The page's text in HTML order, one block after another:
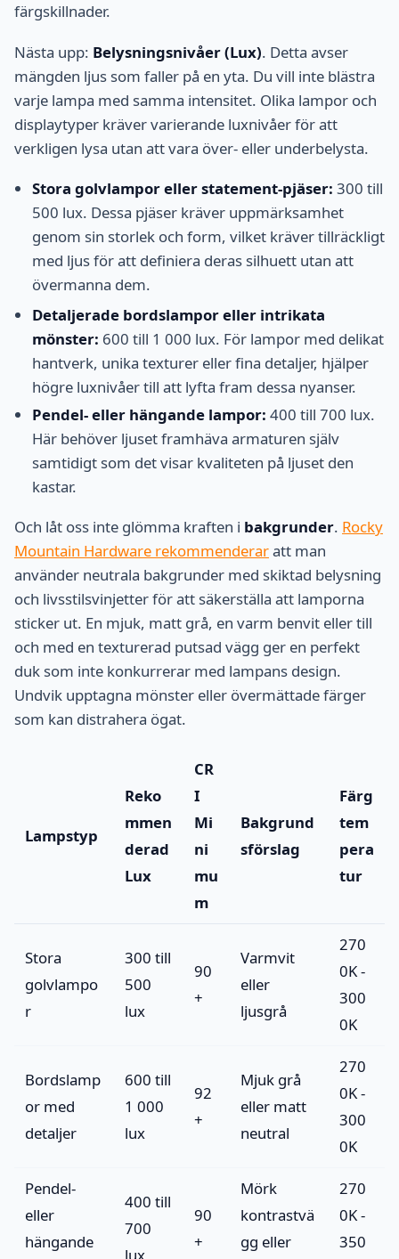
färgskillnader.
Nästa upp: Belysningsnivåer (Lux). Detta avser
mängden ljus som faller på en yta. Du vill inte blästra
varje lampa med samma intensitet. Olika lampor och
displaytyper kräver varierande luxnivåer för att
verkligen lysa utan att vara över- eller underbelysta.
Stora golvlampor eller statement-pjäser: 300 till
500 lux. Dessa pjäser kräver uppmärksamhet
genom sin storlek och form, vilket kräver tillräckligt
med ljus för att definiera deras silhuett utan att
övermanna dem.
Detaljerade bordslampor eller intrikata
mönster: 600 till 1 000 lux. För lampor med delikat
hantverk, unika texturer eller fina detaljer, hjälper
högre luxnivåer till att lyfta fram dessa nyanser.
Pendel- eller hängande lampor: 400 till 700 lux.
Här behöver ljuset framhäva armaturen själv
samtidigt som det visar kvaliteten på ljuset den
kastar.
Och låt oss inte glömma kraften i bakgrunder. Rocky
Mountain Hardware rekommenderaratt man
använder neutrala bakgrunder med skiktad belysning
och livsstilsvinjetter för att säkerställa att lamporna
sticker ut. En mjuk, matt grå, en varm benvit eller till
och med en texturerad putsad vägg ger en perfekt
duk som inte konkurrerar med lampans design.
Undvik upptagna mönster eller övermättade färger
som kan distrahera ögat.
Lampstyp
Reko
mmen
derad
Lux
CR
I
Mi
ni
mu
m
Bakgrund
sförslag
Färg
tem
pera
tur
Stora
golvlampo
r
300 till
500
lux
90
+
Varmvit
eller
ljusgrå
270
0K -
300
0K
Bordslamp
or med
detaljer
600 till
1 000
lux
92
+
Mjuk grå
eller matt
neutral
270
0K -
300
0K
Pendel-
eller
hängande
400 till
700
90
+
Mörk
kontrastvä
gg eller
270
0K -
350